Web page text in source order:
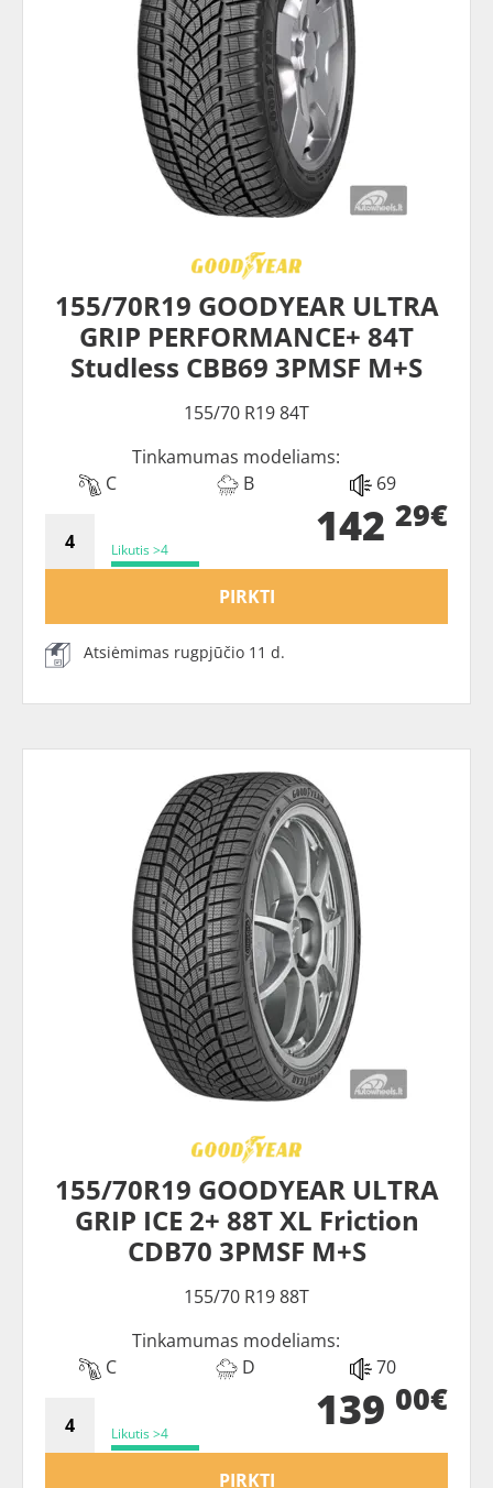
155/70R19 GOODYEAR ULTRA
GRIP PERFORMANCE+ 84T
Studless CBB69 3PMSF M+S
155/70 R19 84T
Tinkamumas modeliams:
C
B 69
Likutis >4 142 29€
PIRKTI
Atsiėmimas rugpjūčio 11 d.
155/70R19 GOODYEAR ULTRA
GRIP ICE 2+ 88T XL Friction
CDB70 3PMSF M+S
155/70 R19 88T
Tinkamumas modeliams:
C
D 70
Likutis >4 139 00€
PIRKTI